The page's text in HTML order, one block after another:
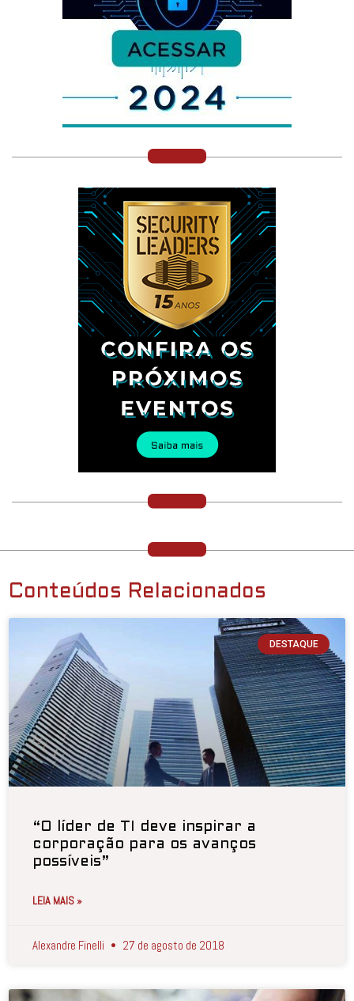
Conteúdos Relacionados
DESTAQUE
“O líder de TI deve inspirar a
corporação para os avanços
possíveis”
LEIA MAIS »
Alexandre Finelli 27 de agosto de 2018